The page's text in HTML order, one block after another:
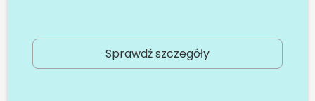
Sprawdź szczegóły